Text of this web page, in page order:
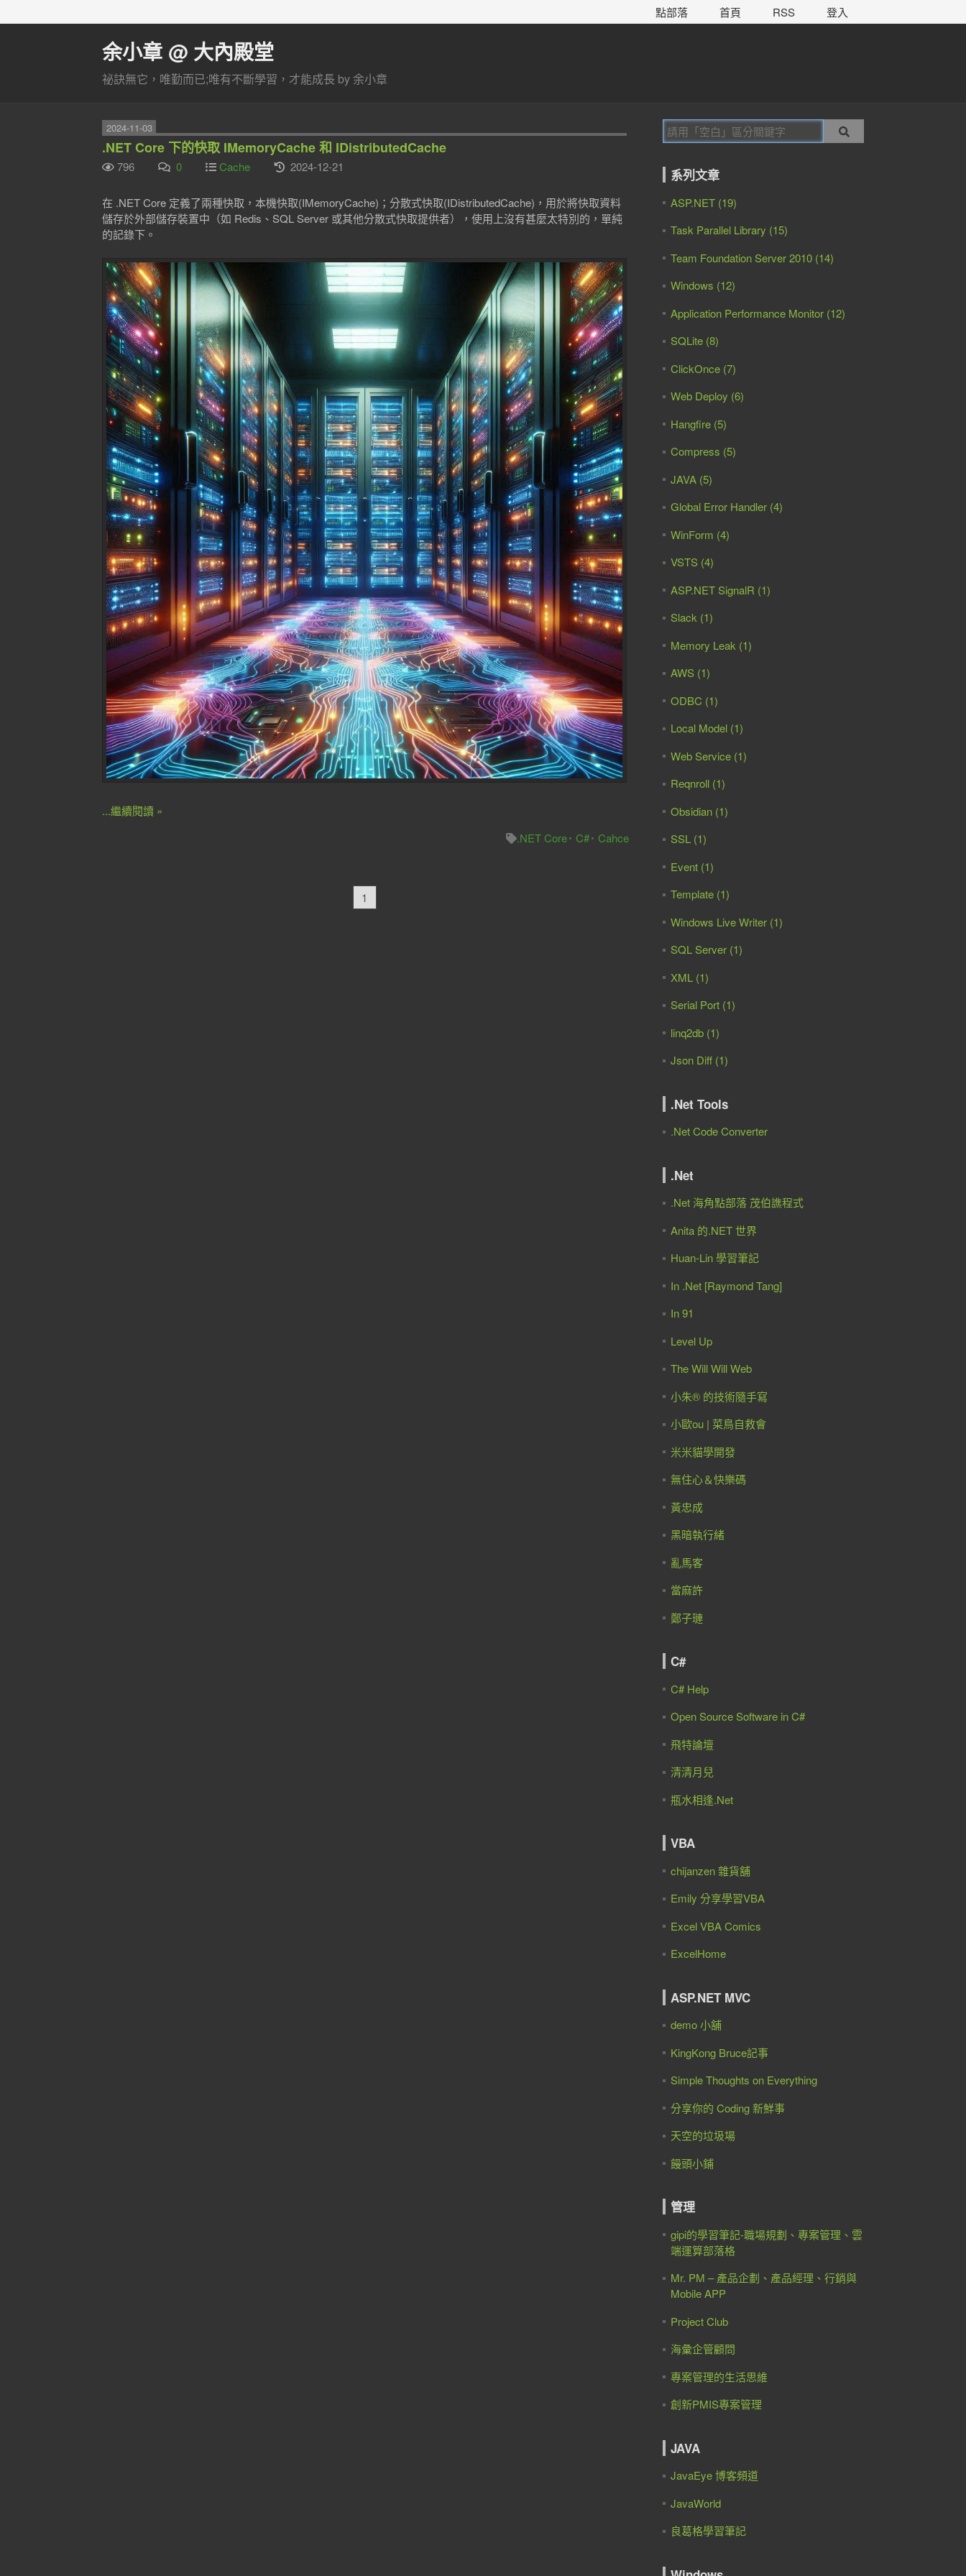
點部落 首頁 RSS 登入
余小章 @ 大內殿堂
祕訣無它，唯勤而已;唯有不斷學習，才能成長 by 余小章
2024-11-03
.NET Core 下的快取 IMemoryCache 和 IDistributedCache
796 0 Cache 2024-12-21
在 .NET Core 定義了兩種快取，本機快取(IMemoryCache)；分散式快取(IDistributedCache)，用於將快取資料
儲存於外部儲存裝置中（如 Redis、SQL Server 或其他分散式快取提供者），使用上沒有甚麼太特別的，單純
的記錄下。
...繼續閱讀 »
.NET Core
C# Cahce
1
系列文章
ASP.NET (19)
Task Parallel Library (15)
Team Foundation Server 2010 (14)
Windows (12)
Application Performance Monitor (12)
SQLite (8)
ClickOnce (7)
Web Deploy (6)
Hangfire (5)
Compress (5)
JAVA (5)
Global Error Handler (4)
WinForm (4)
VSTS (4)
ASP.NET SignalR (1)
Slack (1)
Memory Leak (1)
AWS (1)
ODBC (1)
Local Model (1)
Web Service (1)
Reqnroll (1)
Obsidian (1)
SSL (1)
Event (1)
Template (1)
Windows Live Writer (1)
SQL Server (1)
XML (1)
Serial Port (1)
linq2db (1)
Json Diff (1)
.Net Tools
.Net Code Converter
.Net
.Net 海角點部落 茂伯譙程式
Anita 的.NET 世界
Huan-Lin 學習筆記
In .Net [Raymond Tang]
In 91
Level Up
The Will Will Web
小朱® 的技術隨手寫
小歐ou | 菜鳥自救會
米米貓學開發
無住心＆快樂碼
黃忠成
黑暗執行緒
亂馬客
當麻許
鄭子璉
C#
C# Help
Open Source Software in C#
飛特論壇
清清月兒
瓶水相逢.Net
VBA
chijanzen 雜貨舖
Emily 分享學習VBA
Excel VBA Comics
ExcelHome
ASP.NET MVC
demo 小舖
KingKong Bruce記事
Simple Thoughts on Everything
分享你的 Coding 新鮮事
天空的垃圾場
饅頭小鋪
管理
gipi的學習筆記-職場規劃、專案管理、雲
端運算部落格
Mr. PM – 產品企劃、產品經理、行銷與
Mobile APP
Project Club
海彙企管顧問
專案管理的生活思維
創新PMIS專案管理
JAVA
JavaEye 博客頻道
JavaWorld
良葛格學習筆記